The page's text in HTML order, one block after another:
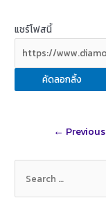
แชร์โฟสนี้
คัดลอกลิ้ง
←